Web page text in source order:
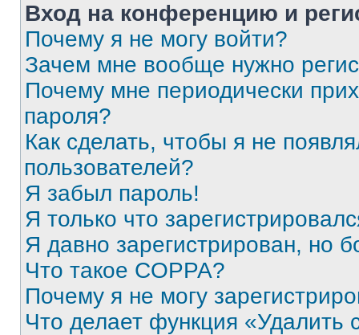
Вход на конференцию и
Почему я не могу войти?
Зачем мне вообще нужно
Почему мне периодически
пароля?
Как сделать, чтобы я не
пользователей?
Я забыл пароль!
Я только что
Я давно зарегистрирован, но
Что такое COPPA?
Почему я не могу
Что делает функция «Удалить